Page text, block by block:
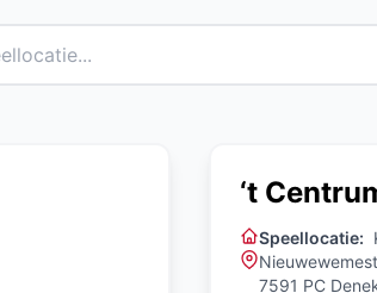
‘t
Speellocatie:
7591 PC